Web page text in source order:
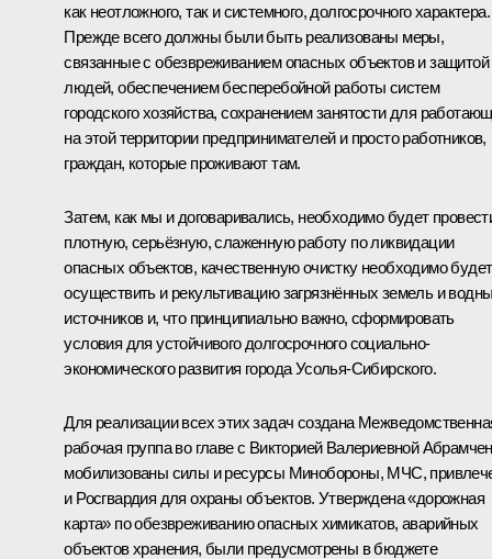
как неотложного, так и системного, долгосрочного характера.
Прежде всего должны были быть реализованы меры,
связанные с обезвреживанием опасных объектов и защитой
людей, обеспечением бесперебойной работы систем
городского хозяйства, сохранением занятости для
на этой территории предпринимателей и просто работников,
граждан, которые проживают там.
Затем, как мы и договаривались, необходимо будет
плотную, серьёзную, слаженную работу по ликвидации
опасных объектов, качественную очистку необходимо будет
осуществить и рекультивацию загрязнённых земель и
источников и, что принципиально важно, сформировать
условия для устойчивого долгосрочного социально-
экономического развития города Усолья-Сибирского.
Для реализации всех этих задач создана
рабочая группа во главе с Викторией Валериевной
мобилизованы силы и ресурсы Минобороны, МЧС,
и Росгвардия для охраны объектов. Утверждена «дорожная
карта» по обезвреживанию опасных химикатов, аварийных
объектов хранения, были предусмотрены в бюджете